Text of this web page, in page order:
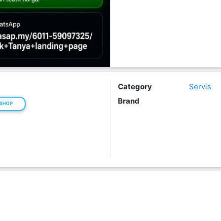
Category
Servis
Brand